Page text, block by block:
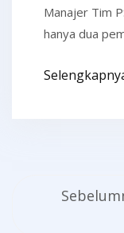
Manajer Tim
hanya dua
Navigasi